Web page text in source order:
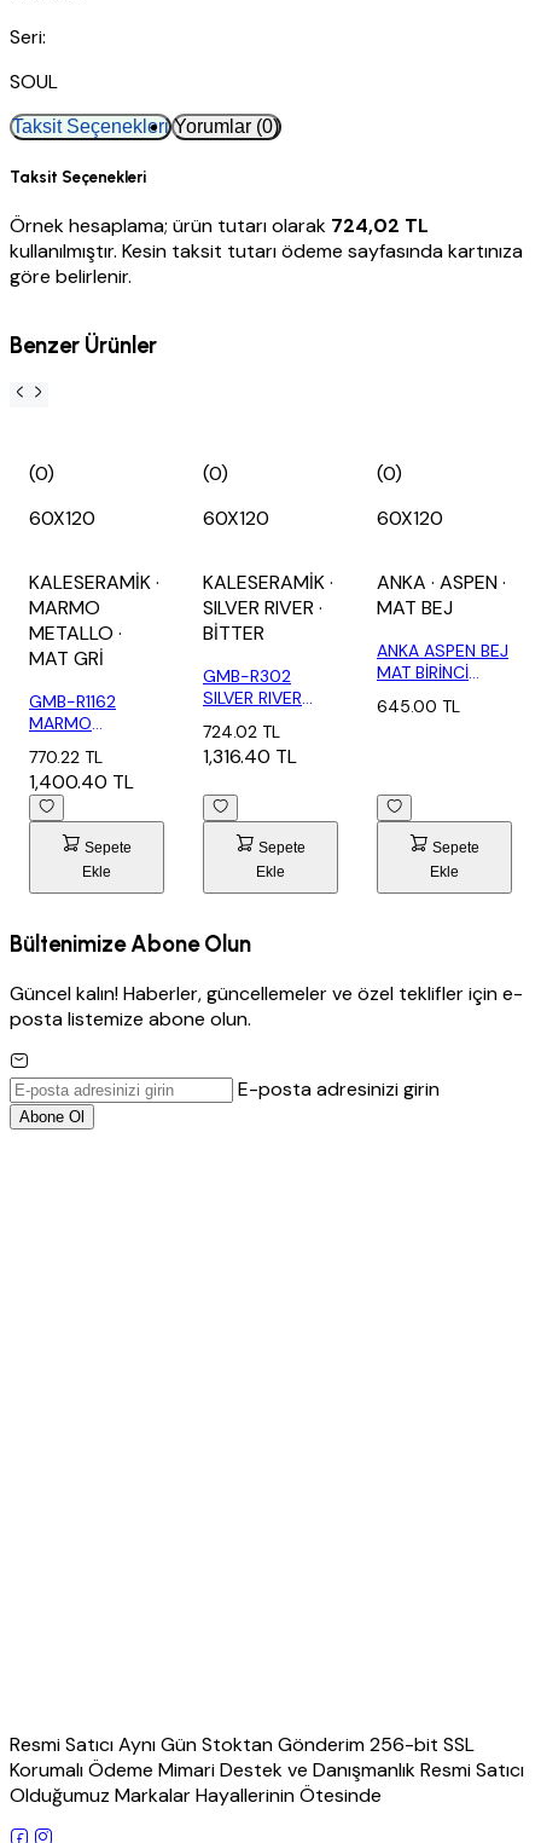
Seri:
SOUL
Taksit Seçenekleri Yorumlar (0)
Taksit Seçenekleri
Örnek hesaplama; ürün tutarı olarak 724,02 TL
kullanılmıştır. Kesin taksit tutarı ödeme sayfasında kartınıza
göre belirlenir.
Benzer Ürünler
(0)
60X120
KALESERAMİK·
MARMO
METALLO ·
MAT GRİ
GMB-R1162
MARMO
M2)
770.22 TL
1,400.40 TL
Sepete
Ekle
(0)
60X120
KALESERAMİK·
SILVER RIVER ·
BİTTER
GMB-R302
SILVER RIVER
(2,16 M...
724.02 TL
1,316.40 TL
Sepete
Ekle
(0)
60X120
ANKA · ASPEN·
MAT BEJ
ANKA ASPEN BEJ
MAT BİRİNCİ
645.00 TL
Sepete
Ekle
Bültenimize Abone Olun
Güncel kalın! Haberler, güncellemeler ve özel teklifler için e-
posta listemize abone olun.
E-posta adresinizi girin
Abone Ol
Resmi Satıcı Aynı Gün Stoktan Gönderim 256-bit SSL
Korumalı Ödeme Mimari Destek ve Danışmanlık Resmi Satıcı
Olduğumuz Markalar Hayallerinin Ötesinde